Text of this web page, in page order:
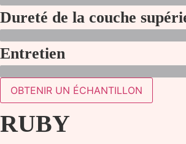
Dureté de la couche
Entretien
OBTENIR UN ÉCHANTILLON
RUBY